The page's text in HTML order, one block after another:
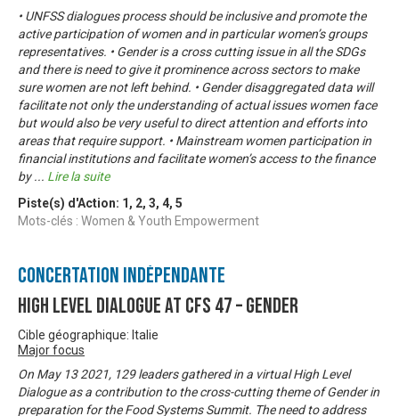
• UNFSS dialogues process should be inclusive and promote the
active participation of women and in particular women’s groups
representatives. • Gender is a cross cutting issue in all the SDGs
and there is need to give it prominence across sectors to make
sure women are not left behind. • Gender disaggregated data will
facilitate not only the understanding of actual issues women face
but would also be very useful to direct attention and efforts into
areas that require support. • Mainstream women participation in
financial institutions and facilitate women’s access to the finance
by... Lire la suite
Piste(s) d'Action: 1 , 2, 3, 4, 5
Mots-clés : Women & Youth Empowerment
Concertation Indépendante
High Level Dialogue at CFS 47 – Gender
Cible géographique: Italie
Major focus
On May 13 2021, 129 leaders gathered in a virtual High Level
Dialogue as a contribution to the cross-cutting theme of Gender in
preparation for the Food Systems Summit. The need to address